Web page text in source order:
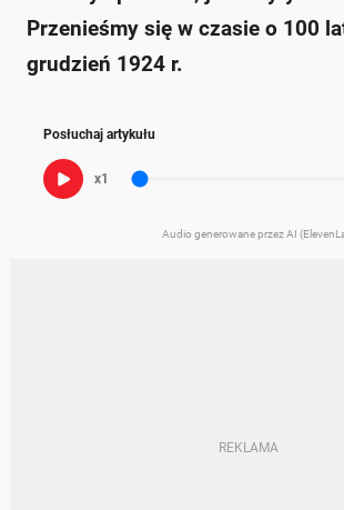
Przenieśmy się w czasie o 100
grudzień 1924 r.
Posłuchaj artykułu
x1
Audio generowane przez AI